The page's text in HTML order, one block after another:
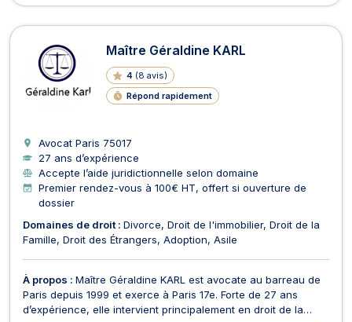
Maître Géraldine KARL
4 (8 avis)
Répond rapidement
Avocat Paris 75017
27 ans d’expérience
Accepte l’aide juridictionnelle selon domaine
Premier rendez-vous à 100€ HT, offert si ouverture de
dossier
Domaines de droit : Divorce Droit de l'immobilier Droit de la
Famille Droit des Étrangers Adoption Asile
À propos : Maître Géraldine KARL est avocate au barreau de
Paris depuis 1999 et exerce à Paris 17e. Forte de 27 ans
d’expérience, elle intervient principalement en droit de la